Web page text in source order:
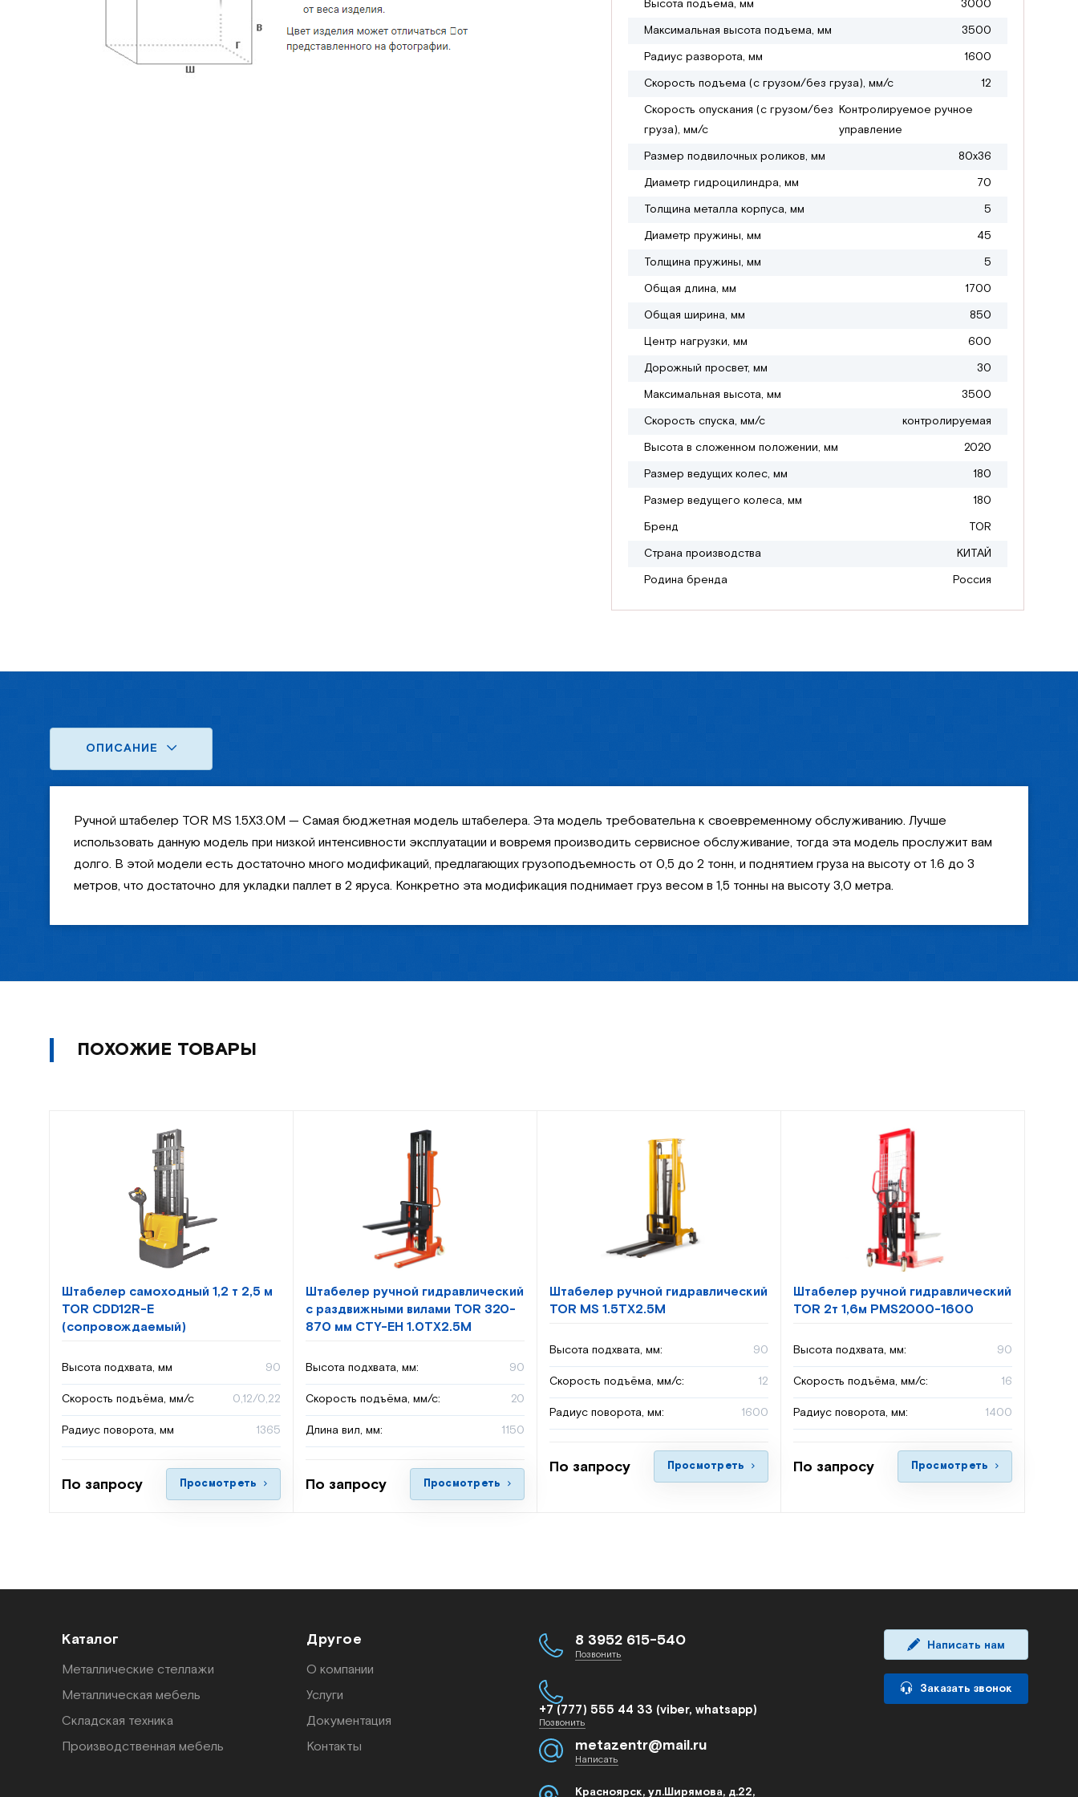
Высота подъема, мм
3000
Максимальная высота подъема, мм
3500
Радиус разворота, мм
1600
Скорость подъема (с грузом/без груза), мм/с
12
Скорость опускания (с грузом/без
груза), мм/с
Контролируемое ручное
управление
Размер подвилочных роликов, мм
80х36
Диаметр гидроцилиндра, мм
70
Толщина металла корпуса, мм
5
Диаметр пружины, мм
45
Толщина пружины, мм
5
Общая длина, мм
1700
Общая ширина, мм
850
Центр нагрузки, мм
600
Дорожный просвет, мм
30
Максимальная высота, мм
3500
Скорость спуска, мм/с
контролируемая
Высота в сложенном положении, мм
2020
Размер ведущих колес, мм
180
Размер ведущего колеса, мм
180
Бренд
TOR
Страна производства
КИТАЙ
Родина бренда
Россия
ОПИСАНИЕ
Ручной штабелер TOR MS 1.5X3.0M — Самая бюджетная модель штабелера. Эта модель требовательна к своевременному обслуживанию. Лучше
использовать данную модель при низкой интенсивности эксплуатации и вовремя производить сервисное обслуживание, тогда эта модель прослужит вам
долго. В этой модели есть достаточно много модификаций, предлагающих грузоподъемность от 0,5 до 2 тонн, и поднятием груза на высоту от 1.6 до 3
метров, что достаточно для укладки паллет в 2 яруса. Конкретно эта модификация поднимает груз весом в 1,5 тонны на высоту 3,0 метра.
ПОХОЖИЕ ТОВАРЫ
Штабелер самоходный 1,2 т 2,5 м
TOR CDD12R-E
(сопровождаемый)
Высота подхвата, мм 90
Скорость подъёма, мм/с 0,12/0,22
Радиус поворота, мм 1365
По запросу Просмотреть
Штабелер ручной гидравлический
с раздвижными вилами TOR 320-
870 мм CTY-EH 1.0TX2.5M
Высота подхвата, мм: 90
Скорость подъёма, мм/с: 20
Длина вил, мм: 1150
По запросу Просмотреть
Штабелер ручной гидравлический
TOR MS 1.5TX2.5M
Высота подхвата, мм: 90
Скорость подъёма, мм/с: 12
Радиус поворота, мм: 1600
По запросу Просмотреть
Штабелер ручной гидравлический
TOR 2т 1,6м PMS2000-1600
Высота подхвата, мм: 90
Скорость подъёма, мм/с: 16
Радиус поворота, мм: 1400
По запросу Просмотреть
Каталог
Металлические стеллажи
Металлическая мебель
Складская техника
Производственная мебель
Другое
О компании
Услуги
Документация
Контакты
8 3952 615-540
Позвонить
+7 (777) 555 44 33 (viber, whatsapp)
Позвонить
metazentr@mail.ru
Написать
Красноярск, ул.Ширямова, д.22,
Написать нам
Заказать звонок